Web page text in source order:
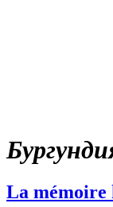
La mémoire